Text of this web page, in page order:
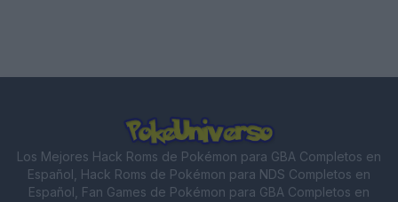
Los Mejores Hack Roms de Pokémon para GBA Completos en
Español, Hack Roms de Pokémon para NDS Completos en
Español, Fan Games de Pokémon para GBA Completos en